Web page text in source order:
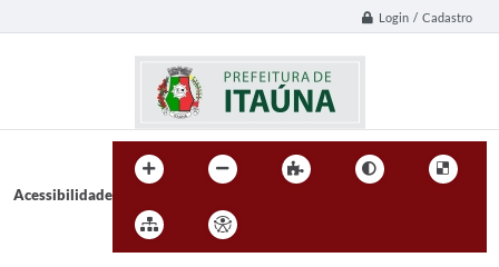
Login / Cadastro
Acessibilidade